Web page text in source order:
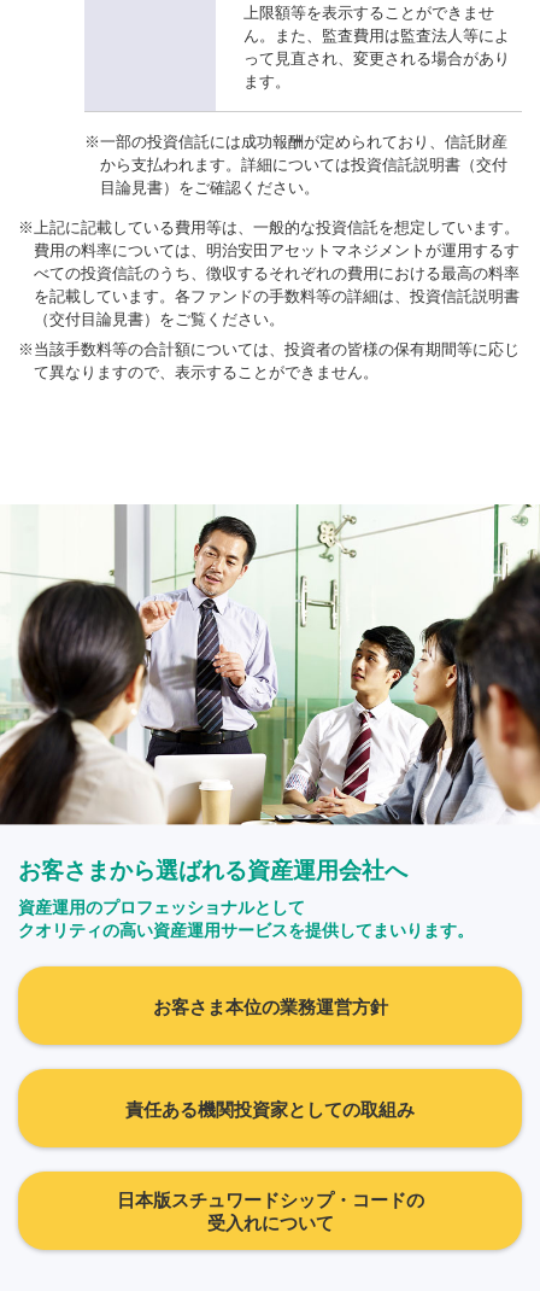
上限額等を表示することができませ
ん。また、監査費用は監査法人等によ
って見直され、変更される場合があり
ます。
※一部の投資信託には成功報酬が定められており、信託財産
から支払われます。詳細については投資信託説明書（交付
目論見書）をご確認ください。
※ 上記に記載している費用等は、一般的な投資信託を想定しています。
費用の料率については、明治安田アセットマネジメントが運用するす
べての投資信託のうち、徴収するそれぞれの費用における最高の料率
を記載しています。各ファンドの手数料等の詳細は、投資信託説明書
（交付目論見書）をご覧ください。
※ 当該手数料等の合計額については、投資者の皆様の保有期間等に応じ
て異なりますので、表示することができません。
お客さまから選ばれる資産運用会社へ
資産運用のプロフェッショナルとして
クオリティの高い資産運用サービスを提供してまいります。
お客さま本位の業務運営方針
責任ある機関投資家としての取組み
日本版スチュワードシップ・コードの
受入れについて